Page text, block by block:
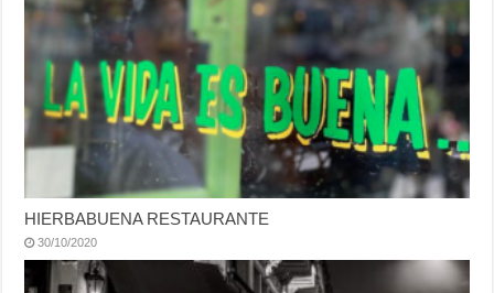
HIERBABUENA RESTAURANTE
30/10/2020